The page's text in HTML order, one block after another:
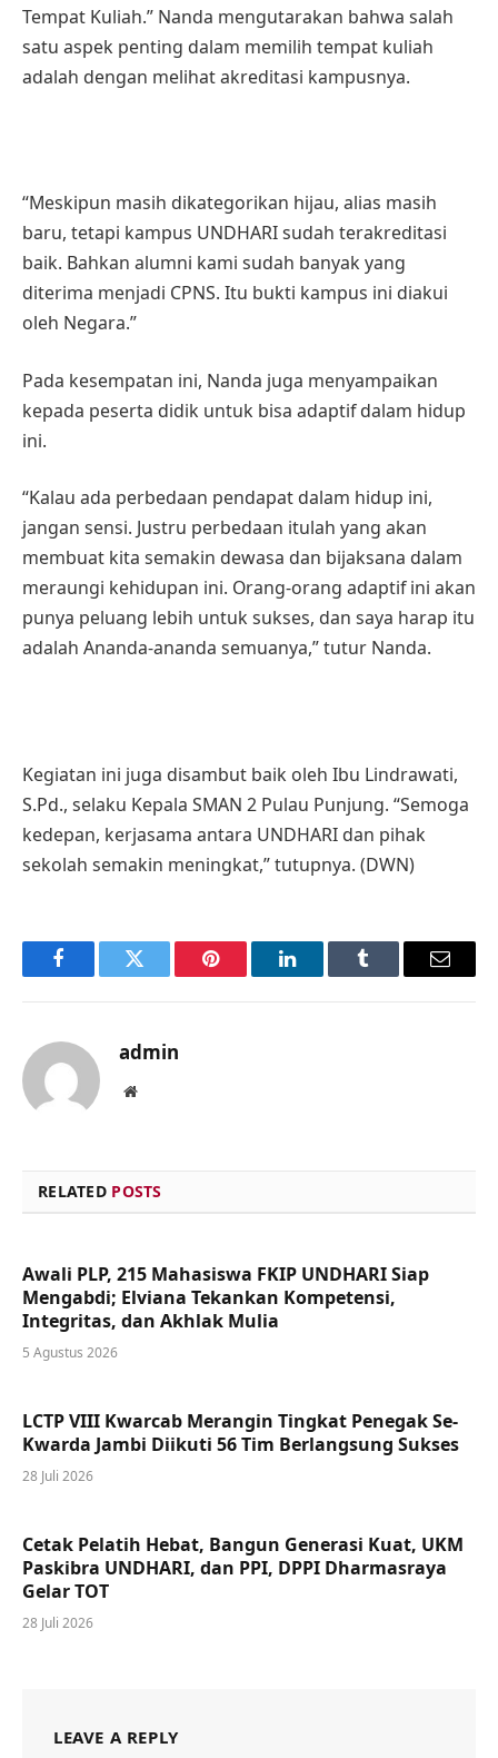
Tempat Kuliah.” Nanda mengutarakan bahwa salah
satu aspek penting dalam memilih tempat kuliah
adalah dengan melihat akreditasi kampusnya.
“Meskipun masih dikategorikan hijau, alias masih
baru, tetapi kampus UNDHARI sudah terakreditasi
baik. Bahkan alumni kami sudah banyak yang
diterima menjadi CPNS. Itu bukti kampus ini diakui
oleh Negara.”
Pada kesempatan ini, Nanda juga menyampaikan
kepada peserta didik untuk bisa adaptif dalam hidup
ini.
“Kalau ada perbedaan pendapat dalam hidup ini,
jangan sensi. Justru perbedaan itulah yang akan
membuat kita semakin dewasa dan bijaksana dalam
meraungi kehidupan ini. Orang-orang adaptif ini akan
punya peluang lebih untuk sukses, dan saya harap itu
adalah Ananda-ananda semuanya,” tutur Nanda.
Kegiatan ini juga disambut baik oleh Ibu Lindrawati,
S.Pd., selaku Kepala SMAN 2 Pulau Punjung. “Semoga
kedepan, kerjasama antara UNDHARI dan pihak
sekolah semakin meningkat,” tutupnya. (DWN)
FacebookTwitter Pinterest LinkedInTumblr Email
admin
Website
RELATED POSTS
Awali PLP, 215 Mahasiswa FKIP UNDHARI Siap
Mengabdi; Elviana Tekankan Kompetensi,
Integritas, dan Akhlak Mulia
5 Agustus 2026
LCTP VIII Kwarcab Merangin Tingkat Penegak Se-
Kwarda Jambi Diikuti 56 Tim Berlangsung Sukses
28 Juli 2026
Cetak Pelatih Hebat, Bangun Generasi Kuat, UKM
Paskibra UNDHARI, dan PPI, DPPI Dharmasraya
Gelar TOT
28 Juli 2026
LEAVE A REPLY